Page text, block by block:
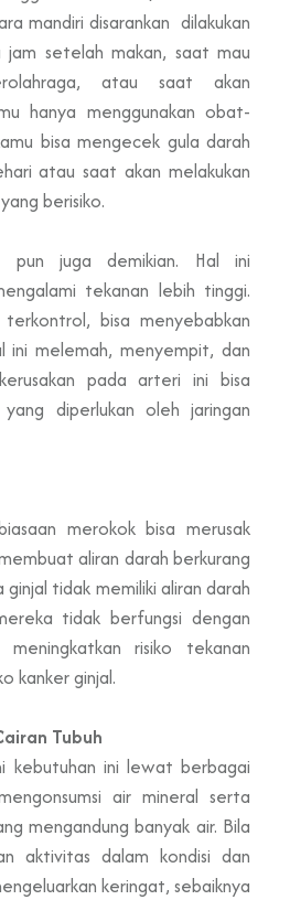
mandiri disarankan dilakukan
jam setelah makan, saat mau
atau saat akan
hanya menggunakan obat-
bisa mengecek gula darah
atau saat akan melakukan
berisiko.
pun juga demikian. Hal ini
tekanan lebih tinggi.
bisa menyebabkan
ini melemah, menyempit, dan
pada arteri ini bisa
diperlukan oleh jaringan
merokok bisa merusak
aliran darah berkurang
ginjal tidak memiliki aliran darah
tidak berfungsi dengan
risiko tekanan
kanker ginjal.
Tubuh
kebutuhan ini lewat berbagai
air mineral serta
mengandung banyak air. Bila
aktivitas dalam kondisi dan
keringat, sebaiknya